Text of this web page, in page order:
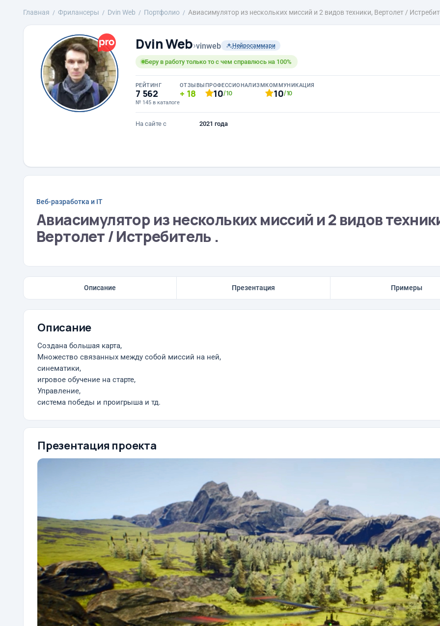
Главная Фрилансеры Dvin Web Портфолио Авиасимулятор из нескольких миссий и 2 видов техники, Вертолет /
Dvin Web›vinweb Нейросаммари
Беру в работу только то с чем справлюсь на 100%
РЕЙТИНГ
7 562
№ 145 в каталоге
ОТЗЫВЫ
18
ПРОФЕССИОНАЛИЗМ
10/10
КОММУНИКАЦИЯ
10/10
На сайте с 2021 года
Веб-разработка и IT
Авиасимулятор из нескольких миссий и 2 видов
Вертолет / Истребитель .
Описание Презентация Примеры
Описание
Создана большая карта,
Множество связанных между собой миссий на ней,
синематики,
игровое обучение на старте,
Управление,
система победы и проигрыша и тд.
Презентация проекта